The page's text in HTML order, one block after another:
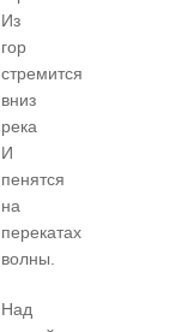
Из
гор
стремится
вниз
река
И
пенятся
на
перекатах
волны.
Над